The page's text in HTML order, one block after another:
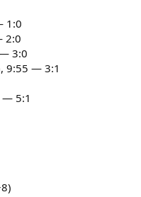
1:0
2:0
3:0
9:55 — 3:1
— 5:1